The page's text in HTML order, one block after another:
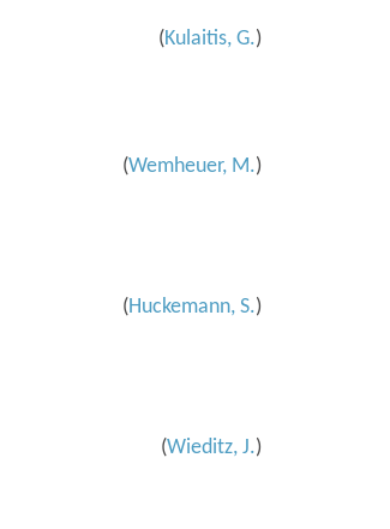
(Kulaitis, G.)
(Wemheuer, M.)
(Huckemann, S.)
(Wieditz, J.)